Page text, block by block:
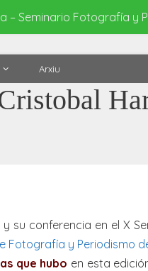
Arxiu
su conferencia en el X
Fotografía y Periodismo
que hubo en esta
– Seminario Fotografía y